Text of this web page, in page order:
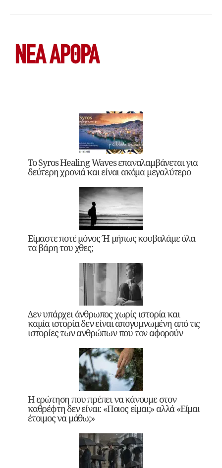
ΝΕΑ ΆΡΘΡΑ
Το Syros Healing Waves επαναλαμβάνεται για
δεύτερη χρονιά και είναι ακόμα μεγαλύτερο
Είμαστε ποτέ μόνοι; Ή μήπως κουβαλάμε όλα
τα βάρη του χθες;
Δεν υπάρχει άνθρωπος χωρίς ιστορία και
καμία ιστορία δεν είναι απογυμνωμένη από τις
ιστορίες των ανθρώπων που τον αφορούν
Η ερώτηση που πρέπει να κάνουμε στον
καθρέφτη δεν είναι: «Ποιος είμαι;» αλλά «Είμαι
έτοιμος να μάθω;»